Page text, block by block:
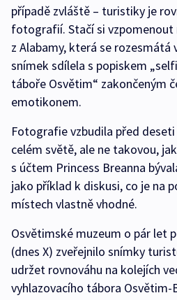
případě zvláště – turistiky je
fotografií. Stačí si vzpomenout
z Alabamy, která se
snímek sdílela s popiskem
táboře Osvětim“ zakončeným
emotikonem.
Fotografie vzbudila před
celém světě, ale ne takovou,
s účtem Princess Breanna
jako příklad k diskusi, co je na
místech vlastně vhodné.
Osvětimské muzeum o pár let
(dnes X) zveřejnilo snímky
udržet rovnováhu na kolejích
vyhlazovacího tábora Osvětim-